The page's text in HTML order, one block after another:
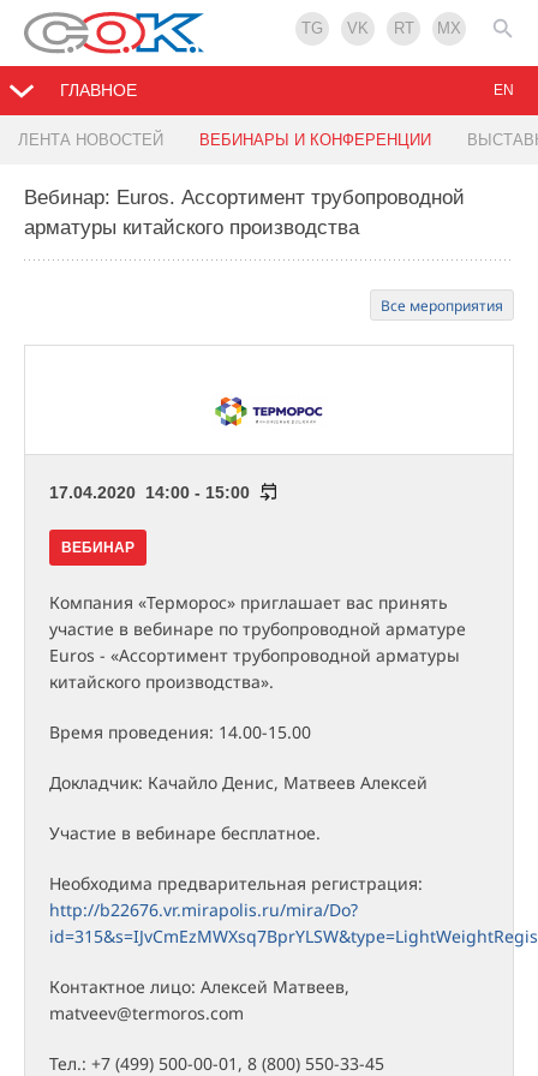
TG VK RT MX
ГЛАВНОЕ
ЛЕНТА НОВОСТЕЙ ВЕБИНАРЫ И КОНФЕРЕНЦИИ
EN
Вебинар: Euros. Ассортимент трубопроводной
арматуры китайского производства
Все мероприятия
17.04.2020 14:00 - 15:00
ВЕБИНАР
Компания «Терморос» приглашает вас принять
участие в вебинаре по трубопроводной арматуре
Euros - «Ассортимент трубопроводной арматуры
китайского производства».
Время проведения: 14.00-15.00
Докладчик: Качайло Денис, Матвеев Алексей
Участие в вебинаре бесплатное.
Необходима предварительная регистрация:
http://b22676.vr.mirapolis.ru/mira/Do?
Контактное лицо: Алексей Матвеев,
matveev@termoros.com
Тел.: +7 (499) 500-00-01, 8 (800) 550-33-45